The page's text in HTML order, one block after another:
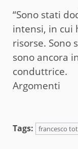
“Sono stati
intensi, in cui
risorse. Sono
sono ancora
conduttrice.
Argomenti
Tags: francesco